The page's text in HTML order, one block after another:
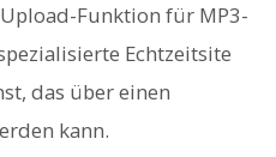
Funktion für MP3-
Echtzeitsite
das über einen
kann.